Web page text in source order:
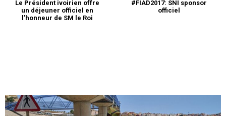
Le Président ivoirien offre
un déjeuner officiel en
l’honneur de SM le Roi
#FIAD2017: SNI sponsor
officiel